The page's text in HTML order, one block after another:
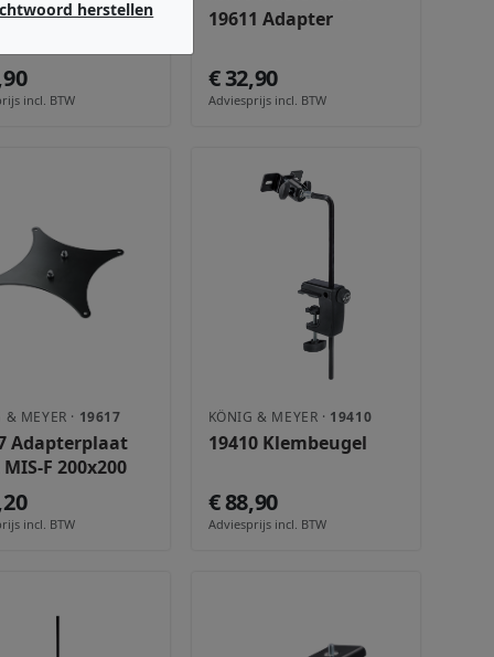
Adapter
incl. BTW
19611 Adapter
€ 32,90
Adviesprijs incl. BTW
MEYER · 19617
Adapterplaat
MIS-F 200x200
incl. BTW
KÖNIG & MEYER · 19410
19410 Klembeugel
€ 88,90
Adviesprijs incl. BTW
herstellen